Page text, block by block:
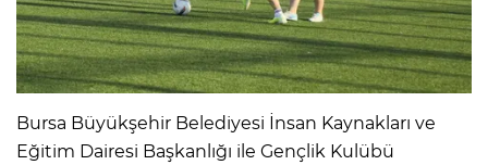
Bursa Büyükşehir Belediyesi İnsan Kaynakları ve
Eğitim Dairesi Başkanlığı ile Gençlik Kulübü